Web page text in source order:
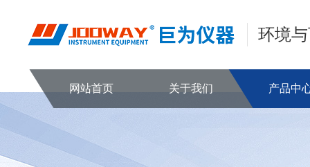
环境
网站首页 关于我们 产品中